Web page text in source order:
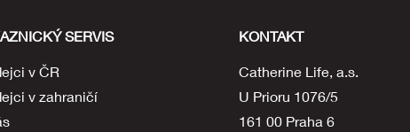
SERVIS
v ČR
v zahraničí
KONTAKT
Catherine Life, a.s.
U Prioru 1076/5
161 00 Praha 6